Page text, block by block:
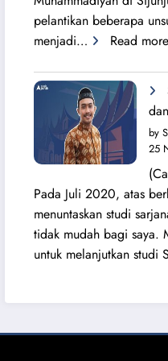
pelantikan beberapa
menjadi…
Read more
by
25
Pada Juli 2020, atas
menuntaskan studi
tidak mudah bagi saya.
untuk melanjutkan studi